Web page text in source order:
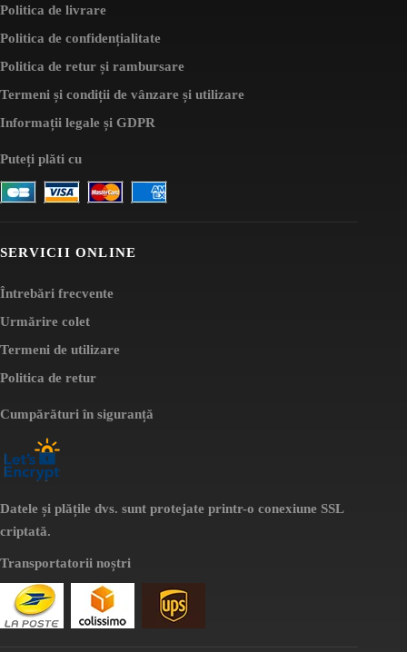
Politica de livrare
Politica de confidențialitate
Politica de retur și rambursare
Termeni și condiții de vânzare și utilizare
Informații legale și GDPR
Puteți plăti cu
SERVICII ONLINE
Întrebări frecvente
Urmărire colet
Termeni de utilizare
Politica de retur
Cumpărături în siguranță
Datele și plățile dvs. sunt protejate printr-o conexiune SSL
criptată.
Transportatorii noștri